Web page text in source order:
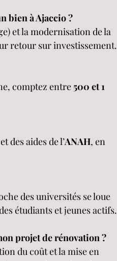
bien à Ajaccio ?
et la modernisation de la
retour sur investissement.
comptez entre 500 et 1
et des aides de l’ANAH, en
des universités se loue
étudiants et jeunes actifs.
projet de rénovation ?
du coût et la mise en